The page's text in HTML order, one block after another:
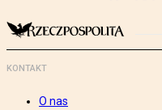
KONTAKT
O nas